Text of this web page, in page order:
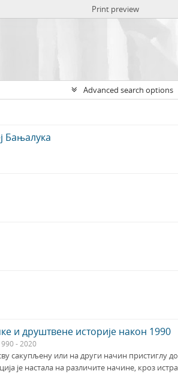
Print preview
Advanced search options
Бањалука
и друштвене историје након 1990
- 2020
сакупљену или на други начин пристиглу
је настала на различите начине, кроз